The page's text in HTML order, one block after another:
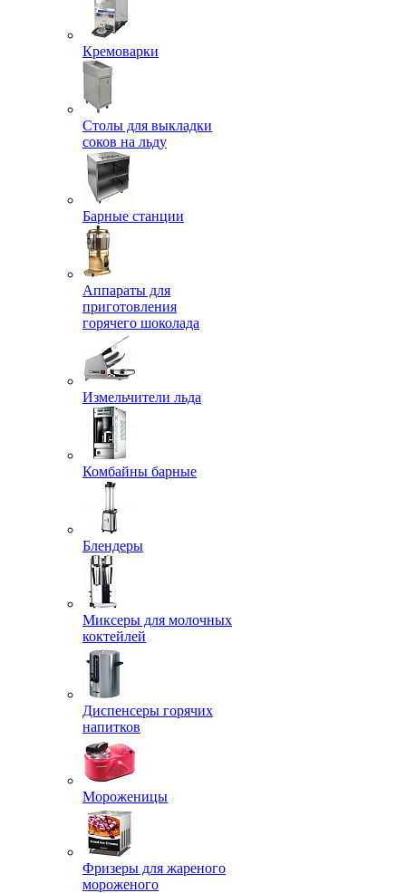
Кремоварки
Столы для выкладки
соков на льду
Барные станции
Аппараты для
приготовления
горячего шоколада
Измельчители льда
Комбайны барные
Блендеры
Миксеры для молочных
коктейлей
Диспенсеры горячих
напитков
Мороженицы
Фризеры для жареного
мороженого